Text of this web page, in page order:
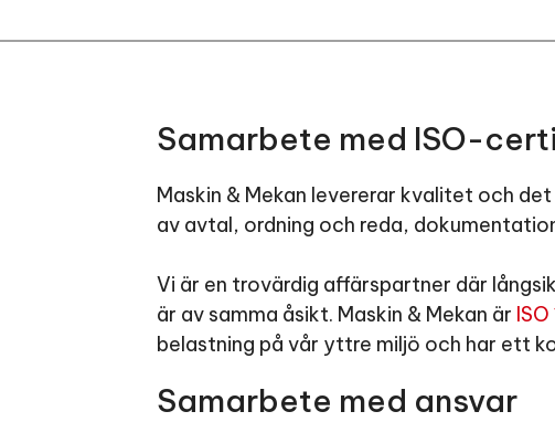
Samarbete med ISO-
Maskin & Mekan levererar kvalitet och
av avtal, ordning och reda,
Vi är en trovärdig affärspartner där
är av samma åsikt. Maskin & Mekan är
belastning på vår yttre miljö och har ett
Samarbete med ansvar